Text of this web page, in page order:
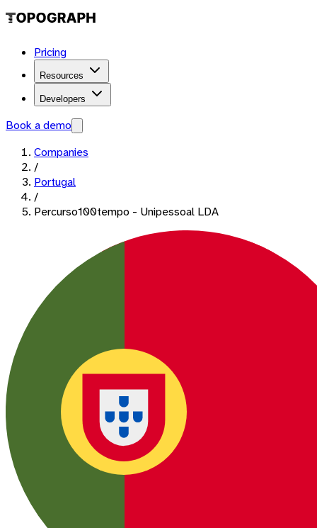
Pricing
Resources
Developers
Book a demo
Companies
/
Portugal
/
Percurso100tempo - Unipessoal LDA